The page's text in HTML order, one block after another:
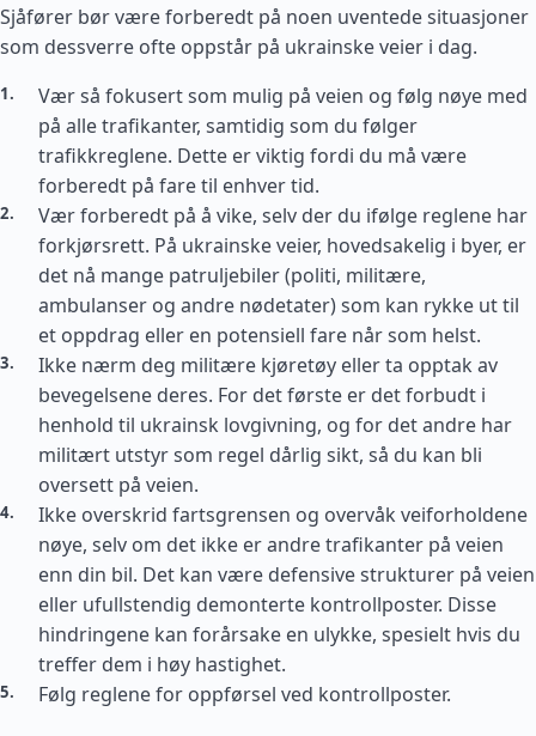
Sjåfører bør være forberedt på noen uventede situasjoner
som dessverre ofte oppstår på ukrainske veier i dag.
Vær så fokusert som mulig på veien og følg nøye med
på alle trafikanter, samtidig som du følger
trafikkreglene. Dette er viktig fordi du må være
forberedt på fare til enhver tid.
Vær forberedt på å vike, selv der du ifølge reglene har
forkjørsrett. På ukrainske veier, hovedsakelig i byer, er
det nå mange patruljebiler (politi, militære,
ambulanser og andre nødetater) som kan rykke ut til
et oppdrag eller en potensiell fare når som helst.
Ikke nærm deg militære kjøretøy eller ta opptak av
bevegelsene deres. For det første er det forbudt i
henhold til ukrainsk lovgivning, og for det andre har
militært utstyr som regel dårlig sikt, så du kan bli
oversett på veien.
Ikke overskrid fartsgrensen og overvåk veiforholdene
nøye, selv om det ikke er andre trafikanter på veien
enn din bil. Det kan være defensive strukturer på veien
eller ufullstendig demonterte kontrollposter. Disse
hindringene kan forårsake en ulykke, spesielt hvis du
treffer dem i høy hastighet.
Følg reglene for oppførsel ved kontrollposter.